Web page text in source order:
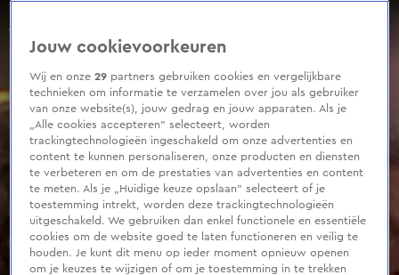
of
seconds
Jouw cookievoorkeuren
Wij en onze29 partners gebruiken cookies en vergelijkbare
technieken om informatie te verzamelen over jou als gebruiker
van onze website(s), jouw gedrag en jouw apparaten. Als je
„Alle cookies accepteren” selecteert, worden
trackingtechnologieën ingeschakeld om onze advertenties en
content te kunnen personaliseren, onze producten en diensten
te verbeteren en om de prestaties van advertenties en content
te meten. Als je „Huidige keuze opslaan” selecteert of je
toestemming intrekt, worden deze trackingtechnologieën
uitgeschakeld. We gebruiken dan enkel functionele en essentiële
cookies om de website goed te laten functioneren en veilig te
houden. Je kunt dit menu op ieder moment opnieuw openen
om je keuzes te wijzigen of om je toestemming in te trekken